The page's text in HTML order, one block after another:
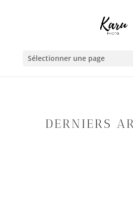
Sélectionner une page
DERNIERS